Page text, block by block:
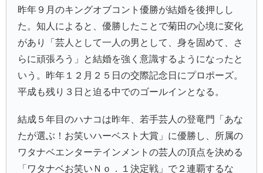
昨年９月のキングオブコント優勝が結婚を後押しし
た。知人によると、優勝したことで菊田の心境に変化
があり「芸人として一人の男として、身を固めて、さ
らに頑張ろう」と結婚を強く意識するようになったと
いう。昨年１２月２５日の交際記念日にプロポーズ。
平成も残り３日と迫る中でのゴールインとなる。
結成５年目のハナコは昨年、若手芸人の登竜門「あな
たが選ぶ！お笑いハーベスト大賞」に優勝し、所属の
ワタナベエンターテインメントの芸人の頂点を決める
「ワタナベお笑いＮｏ．１決定戦」で２連覇するな